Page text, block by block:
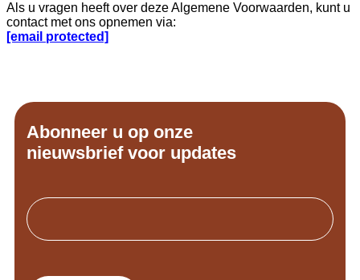
Als u vragen heeft over deze Algemene Voorwaarden, kunt u
contact met ons opnemen via:
[email protected]
Abonneer u op onze
nieuwsbrief voor updates
Email